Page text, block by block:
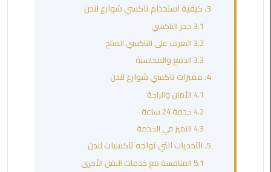
3. كيفية استخدام تاكسي شوارع لندن
3.1 حجز التاكسي
3.2 التعرف على التاكسي المتاح
3.3 الدفع والمحاسبة
4. مميزات تاكسي شوارع لندن
4.1 الأمان والراحة
4.2 خدمة 24 ساعة
4.3 التميز في الخدمة
5. التحديات التي تواجه تاكسيات لندن
5.1 المنافسة مع خدمات النقل الأخرى